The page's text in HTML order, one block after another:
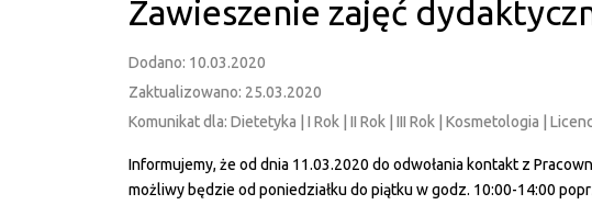
Zawieszenie zajęć
Dodano: 10.03.2020
Zaktualizowano: 25.03.2020
Komunikat dla: Dietetyka | I Rok | II Rok | III Rok | Kosmetologia |
Informujemy, że od dnia 11.03.2020 do odwołania kontakt z
możliwy będzie od poniedziałku do piątku w godz. 10:00-14:00